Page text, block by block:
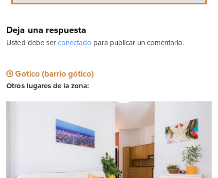
Deja una respuesta
Usted debe ser conectado para publicar un comentario.
Gotico (barrio gótico)
Otros lugares de la zona: